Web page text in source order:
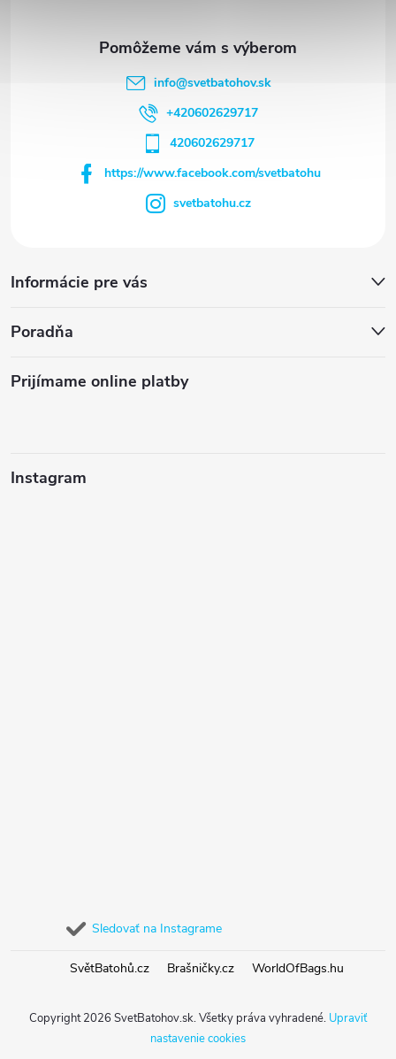
info@svetbatohov.sk
+420602629717
420602629717
https://www.facebook.com/svetbatohu
svetbatohu.cz
Informácie pre vás
Poradňa
Prijímame online platby
Instagram
Sledovať na Instagrame
SvětBatohů.cz Brašničky.cz WorldOfBags.hu
Copyright 2026 SvetBatohov.sk. Všetky práva vyhradené. Upraviť
nastavenie cookies